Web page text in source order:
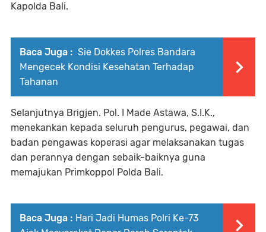
Kapolda Bali.
Baca Juga : Sie Dokkes Polres Bandara
Mengecek Kondisi Kesehatan Terhadap
Tahanan
Selanjutnya Brigjen. Pol. I Made Astawa, S.I.K.,
menekankan kepada seluruh pengurus, pegawai, dan
badan pengawas koperasi agar melaksanakan tugas
dan perannya dengan sebaik-baiknya guna
memajukan Primkoppol Polda Bali.
Baca Juga : Hari Jadi Humas Polri Ke-73